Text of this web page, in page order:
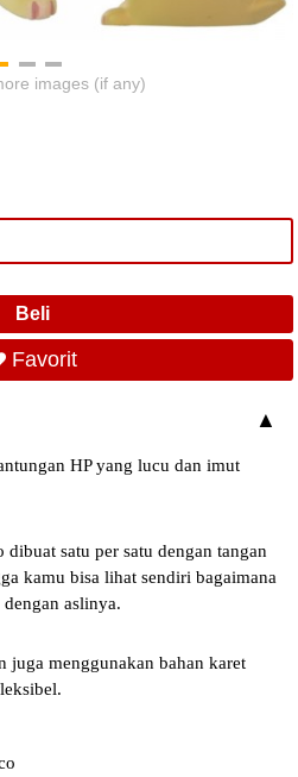
images (if any)
Favorit
HP yang lucu dan imut
satu per satu dengan tangan
kamu bisa lihat sendiri bagaimana
aslinya.
juga menggunakan bahan karet